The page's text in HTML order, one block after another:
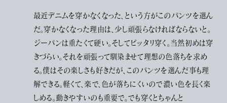
最近デニムを穿かなくなった、という方がこのパンツを選ん
だ。穿かなくなった理由は、少し頑張らなければならないと。
ジーパンは重たくて硬い。そしてピッタリ穿く。当然初めは穿
きづらい。それを頑張って馴染ませて理想の色落ちを求め
る。僕はその楽しさも好きだが、このパンツを選んだ事も理
解できる。軽くて、楽で、色が落ちにくいので濃い色を長く楽
しめる。動きやすいのも重要で。でも穿くとちゃんと